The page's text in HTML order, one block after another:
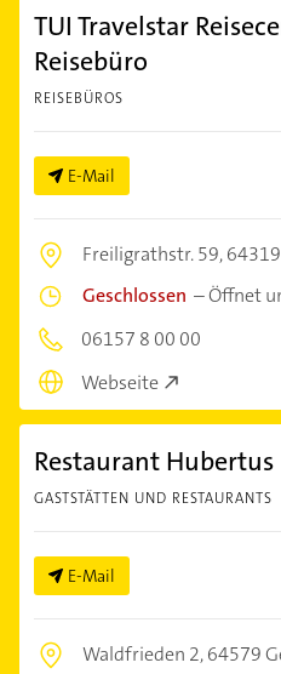
TUI Travelstar
Reisebüro
REISEBÜROS
E-Mail
Freiligrathstr. 59,
Geschlossen –Öffnet
06157 8 00 00
Webseite
Restaurant Hubertus
GASTSTÄTTEN UND RESTAURANTS
E-Mail
Waldfrieden 2,64579